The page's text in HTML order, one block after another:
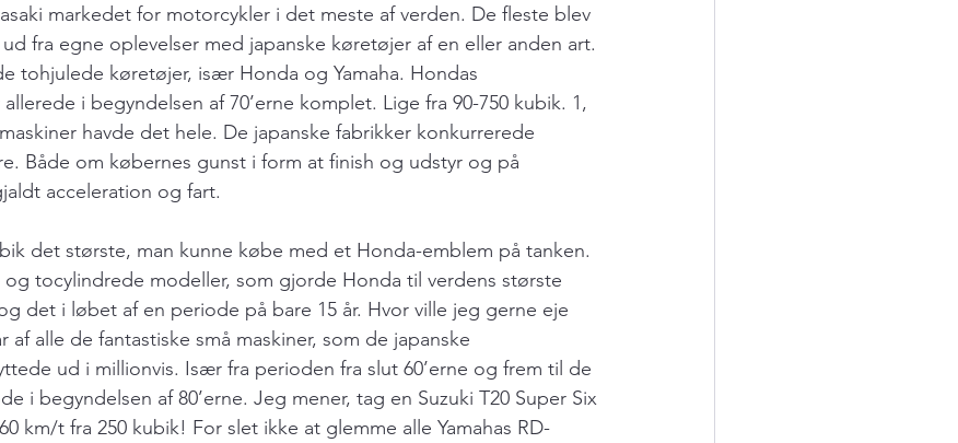
markedet for motorcykler i det meste af verden. De fleste blev
fra egne oplevelser med japanske køretøjer af en eller anden art.
tohjulede køretøjer, især Honda og Yamaha. Hondas
i begyndelsen af 70’erne komplet. Lige fra 90-750 kubik. 1,
havde det hele. De japanske fabrikker konkurrerede
Både om købernes gunst i form at finish og udstyr og på
acceleration og fart.
det største, man kunne købe med et Honda-emblem på tanken.
og tocylindrede modeller, som gjorde Honda til verdens største
det i løbet af en periode på bare 15 år. Hvor ville jeg gerne eje
alle de fantastiske små maskiner, som de japanske
ud i millionvis. Især fra perioden fra slut 60’erne og frem til de
i begyndelsen af 80’erne. Jeg mener, tag en Suzuki T20 Super Six
km/t fra 250 kubik! For slet ikke at glemme alle Yamahas RD-